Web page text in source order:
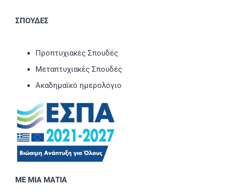
ΣΠΟΥΔΕΣ
Προπτυχιακές Σπουδές
Μεταπτυχιακές Σπουδές
Ακαδημαϊκό ημερολόγιο
ΜΕ ΜΙΑ ΜΑΤΙΑ